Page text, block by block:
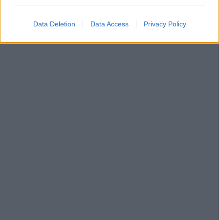
Data Deletion Data Access Privacy Policy